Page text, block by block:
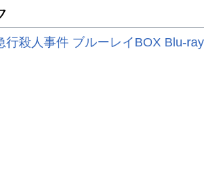
行殺人事件 ブルーレイBOX Blu-ray